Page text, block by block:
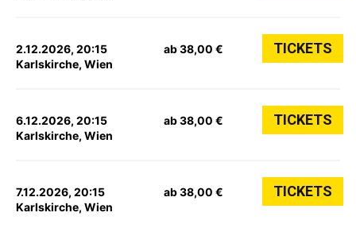
2.12.2026, 20:15
Karlskirche, Wien
ab 38,00 € TICKETS
6.12.2026, 20:15
Karlskirche, Wien
ab 38,00 € TICKETS
7.12.2026, 20:15
Karlskirche, Wien
ab 38,00 € TICKETS